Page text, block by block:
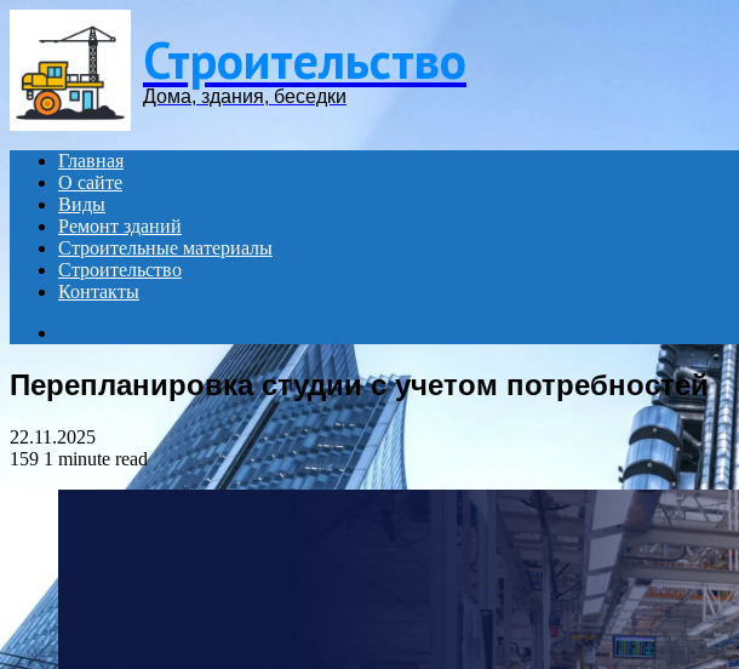
Строительство
Дома, здания, беседки
Главная
О сайте
Виды
Ремонт зданий
Строительные материалы
Строительство
Контакты
Перепланировка студии с учетом потребностей
22.11.2025
159 1 minute read